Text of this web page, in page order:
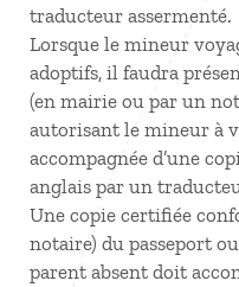
traducteur assermenté.
Lorsque le mineur
adoptifs, il faudra
(en mairie ou par un
autorisant le mineur à
accompagnée d’une
anglais par un
Une copie certifiée
notaire) du passeport
parent absent doit